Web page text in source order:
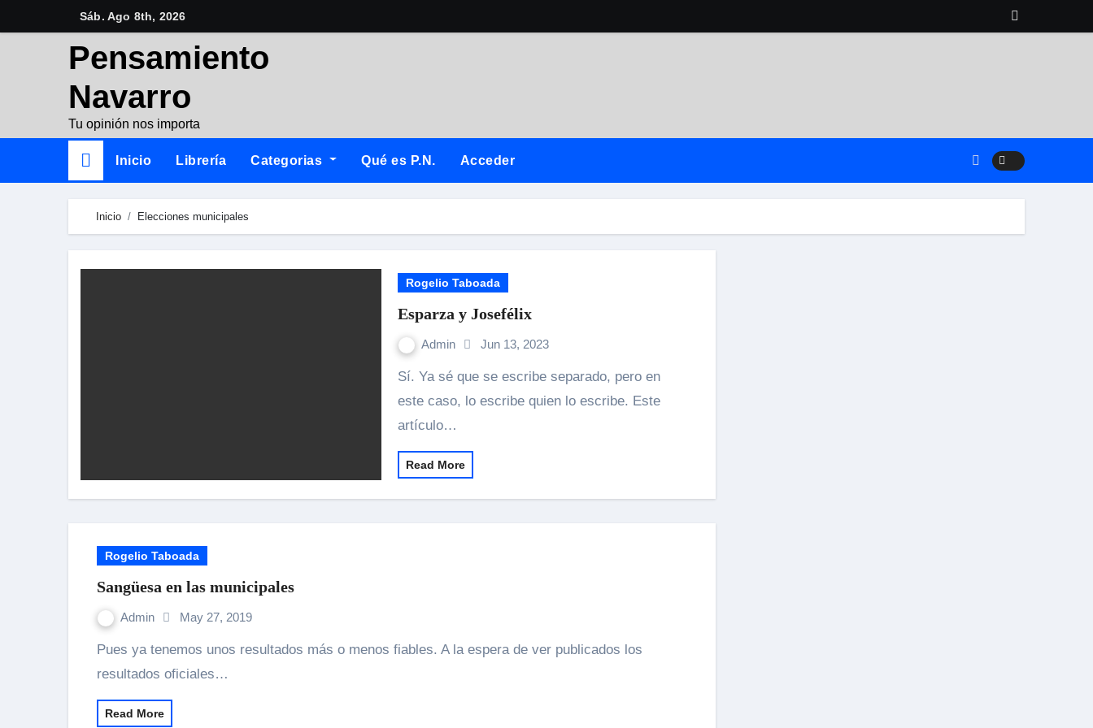
to
Sáb. Ago 8th, 2026
Pensamiento
Navarro
Tu opinión nos importa
Inicio Librería Categorias Qué es P.N. Acceder
Inicio Elecciones municipales
Rogelio Taboada
Esparza y Josefélix
Admin Jun 13, 2023
Sí. Ya sé que se escribe separado, pero en
este caso, lo escribe quien lo escribe. Este
artículo…
Read More
Rogelio Taboada
Sangüesa en las municipales
Admin May 27, 2019
Pues ya tenemos unos resultados más o menos fiables. A la espera de ver publicados los
resultados oficiales…
Read More